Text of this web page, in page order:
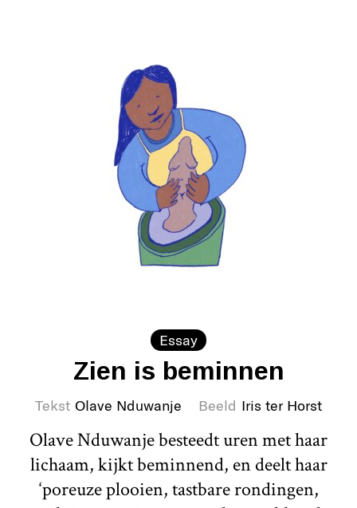
Essay
Zien is beminnen
Tekst Olave Nduwanje Beeld Iris ter Horst
Olave Nduwanje besteedt uren met haar
lichaam, kijkt beminnend, en deelt haar
‘poreuze plooien, tastbare rondingen,